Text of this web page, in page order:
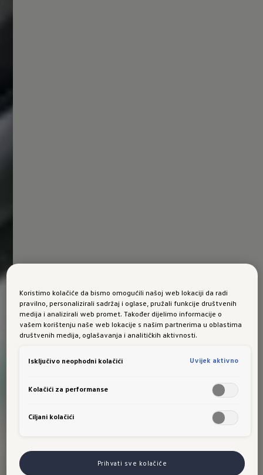
Koristimo kolačiće da bismo omogućili našoj web lokaciji da radi
pravilno, personalizirali sadržaj i oglase, pružali funkcije društvenih
medija i analizirali web promet. Također dijelimo informacije o
vašem korištenju naše web lokacije s našim partnerima u oblastima
društvenih medija, oglašavanja i analitičkih aktivnosti.
Isključivo neophodni kolačići Uvijek aktivno
Kolačići za performanse
Ciljani kolačići
Prihvati sve kolačiće